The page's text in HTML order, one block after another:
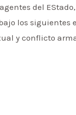
del
los siguientes
y conflicto